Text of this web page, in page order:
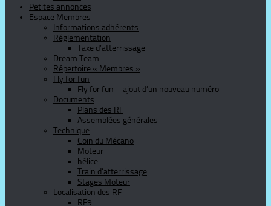
Petites annonces
Espace Membres
Informations adhérents
Réglementation
Taxe d’atterrissage
Dream Team
Répertoire « Membres »
Fly for fun
Fly for fun – ajout d’un nouveau numéro
Documents
Plans des RF
Assemblées générales
Technique
Coin du Mécano
Moteur
hélice
Train d’atterrissage
Stages Moteur
Localisation des RF
RF9